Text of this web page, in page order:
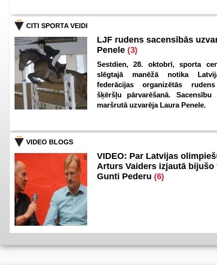
CITI SPORTA VEIDI
LJF rudens sacensībās
Penele (3)
Sestdien, 28. oktobrī, sporta
slēgtajā manēžā notika
federācijas organizētās
šķēršļu pārvarēšanā. Sacensību
maršrutā uzvarēja Laura Penele.
VIDEO BLOGS
VIDEO: Par Latvijas
Arturs Vaiders izjautā bijušo
Gunti Pederu (6)